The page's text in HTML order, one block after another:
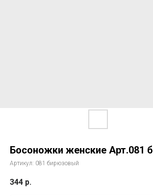
Босоножки женские Арт.081
Артикул: 081 бирюзовый
344 р.